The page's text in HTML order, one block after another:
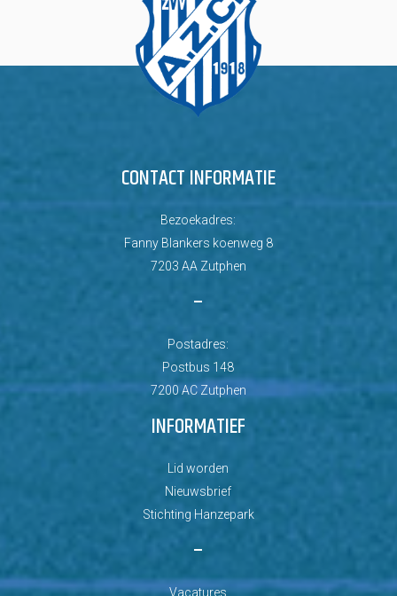
CONTACT INFORMATIE
Bezoekadres:
Fanny Blankers koenweg 8
7203 AA Zutphen
–
Postadres:
Postbus 148
7200 AC Zutphen
INFORMATIEF
Lid worden
Nieuwsbrief
Stichting Hanzepark
–
Vacatures